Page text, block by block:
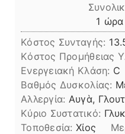
1 ώρα
ώρα
Κόστος Συνταγής:
Kόστος Προμήθειας
Ενεργειακή Κλάση: C
Βαθμός Δυσκολίας:
Αλλεργία: Αυγὰ,
Kύριο Συστατικό:
Τοποθεσία: Χίος